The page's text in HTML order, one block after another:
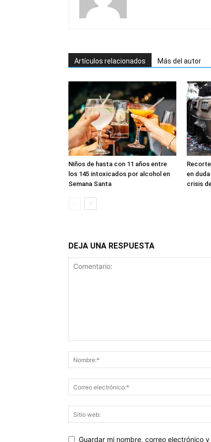
Artículos relacionados Más del autor
Niños de hasta con 11 años entre
los 145 intoxicados por alcohol en
Semana Santa
en
crisis
DEJA UNA RESPUESTA
Guardar mi nombre, correo electrónico